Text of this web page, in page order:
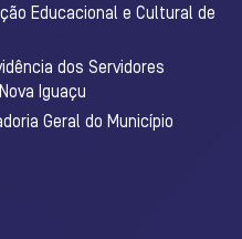
Educacional e Cultural de
dos Servidores
Iguaçu
Geral do Município